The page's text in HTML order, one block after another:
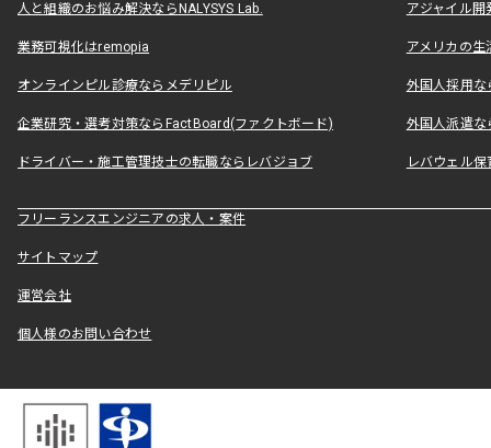
人と組織のお悩み解決ならNALYSYS Lab. アジャイル
業務可視化はremopia アメリカの
オンラインピル診療ならメデリピル 外国人採用
企業研究・選考対策ならFactBoard(ファクトボード) 外国人派遣な
ドライバー・施工管理技士の転職ならレバジョブ レバウェル
フリーランスエンジニアの求人・案件
サイトマップ
運営会社
個人様のお問い合わせ